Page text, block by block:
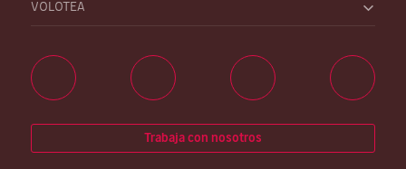
VOLOTEA
Trabaja con nosotros